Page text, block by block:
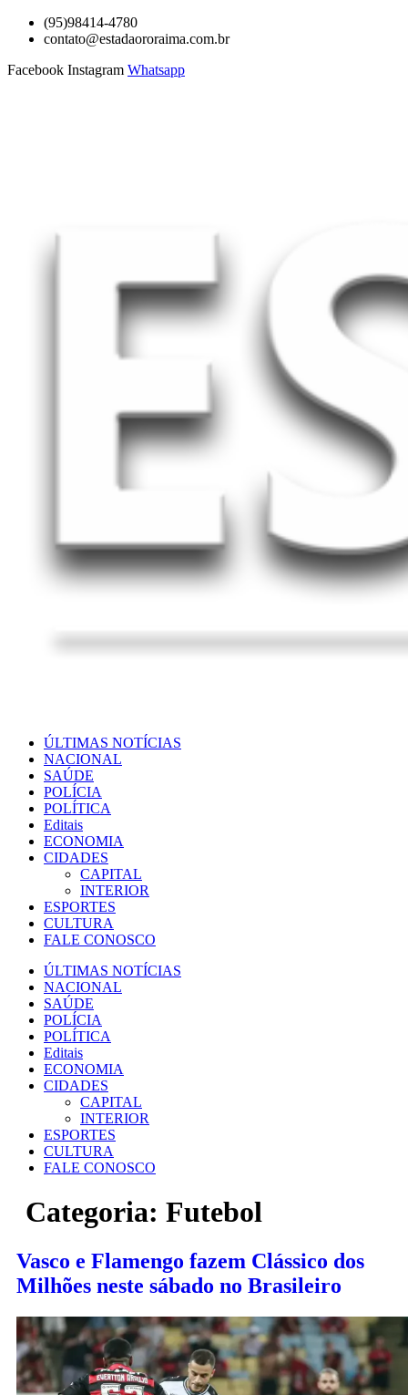
para
conteúdo
(95)98414-4780
contato@estadaororaima.com.br
Facebook Instagram Whatsapp
ÚLTIMAS NOTÍCIAS
NACIONAL
SAÚDE
POLÍCIA
POLÍTICA
Editais
ECONOMIA
CIDADES
CAPITAL
INTERIOR
ESPORTES
CULTURA
FALE CONOSCO
ÚLTIMAS NOTÍCIAS
NACIONAL
SAÚDE
POLÍCIA
POLÍTICA
Editais
ECONOMIA
CIDADES
CAPITAL
INTERIOR
ESPORTES
CULTURA
FALE CONOSCO
Categoria: Futebol
Vasco e Flamengo fazem Clássico dos
Milhões neste sábado no Brasileiro